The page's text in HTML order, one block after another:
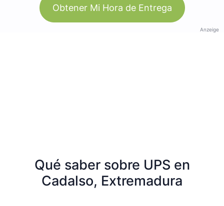
Obtener Mi Hora de Entrega
Anzeige
Qué saber sobre UPS en
Cadalso, Extremadura